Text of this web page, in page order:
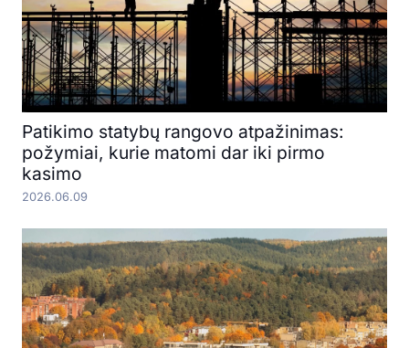
Patikimo statybų rangovo atpažinimas:
požymiai, kurie matomi dar iki pirmo
kasimo
2026.06.09